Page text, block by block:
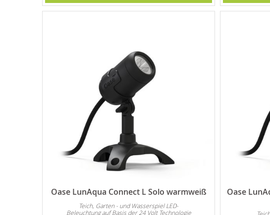
Oase LunAqua Connect L Solo warmweiß
Teich, Garten - und Wasserspiel LED-
Beleuchtung auf Basis der 24 Volt Technologie
Oase